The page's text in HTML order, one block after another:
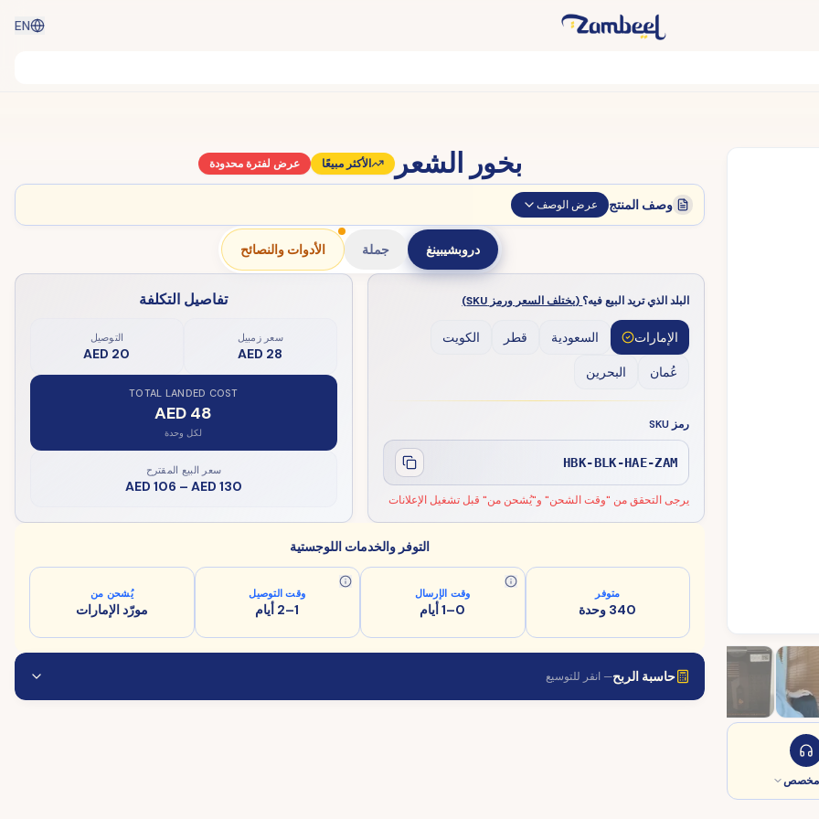
EN
مخصص
بخور الشعر الأكثر مبيعًا عرض لفترة محدودة
وصف المنتج عرض الوصف
دروبشيبينغ جملة الأدوات والنصائح
البلد الذي تريد البيع فيه؟ (يختلف السعر ورمز SKU)
الإمارات السعودية قطر الكويت
عُمان البحرين
رمز SKU
HBK-BLK-HAE-ZAM
يرجى التحقق من "وقت الشحن" و"يُشحن من" قبل تشغيل الإعلانات
تفاصيل التكلفة
سعر زمبيل
AED 28
التوصيل
AED 20
TOTAL LANDED COST
AED 48
لكل وحدة
سعر البيع المقترح
AED 106 – AED 130
التوفر والخدمات اللوجستية
متوفر
340 وحدة
وقت الإرسال
0–1 أيام
وقت التوصيل
1–2 أيام
يُشحن من
مورّد الإمارات
حاسبة الربح— انقر للتوسيع